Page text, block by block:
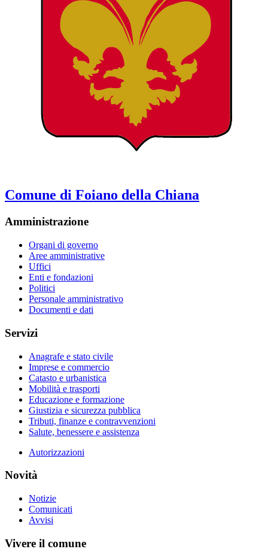
Comune di Foiano della Chiana
Amministrazione
Organi di governo
Aree amministrative
Uffici
Enti e fondazioni
Politici
Personale amministrativo
Documenti e dati
Servizi
Anagrafe e stato civile
Imprese e commercio
Catasto e urbanistica
Mobilità e trasporti
Educazione e formazione
Giustizia e sicurezza pubblica
Tributi, finanze e contravvenzioni
Salute, benessere e assistenza
Autorizzazioni
Novità
Notizie
Comunicati
Avvisi
Vivere il comune